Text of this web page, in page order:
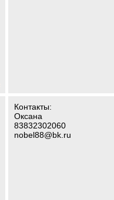
Контакты:
Оксана
83832302060
nobel88@bk.ru